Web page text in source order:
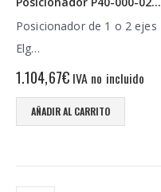
Posicionador de 1 o 2 ejes
Elg…
1.104,67€ IVA no incluido
AÑADIR AL CARRITO